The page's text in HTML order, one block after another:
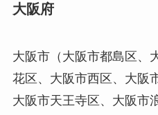
大阪府
大阪市（大阪市都島区、
花区、大阪市西区、大阪
大阪市天王寺区、大阪市